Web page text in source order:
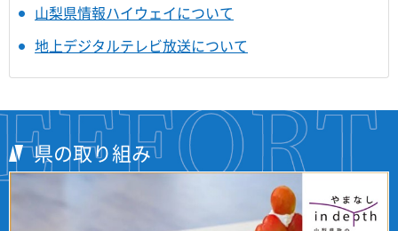
山梨県情報ハイウェイについて
地上デジタルテレビ放送について
県の取り組み